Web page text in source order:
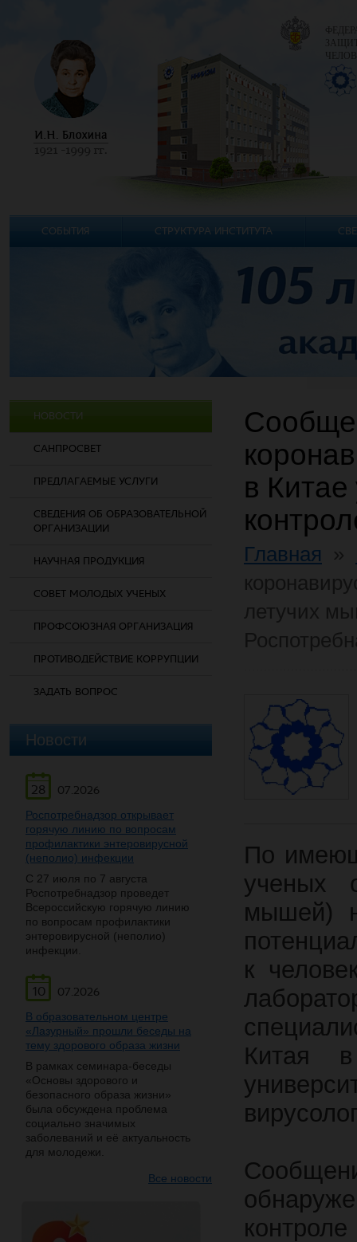
НОВОСТИ
САНПРОСВЕТ
ПРЕДЛАГАЕМЫЕ УСЛУГИ
СВЕДЕНИЯ ОБ ОБРАЗОВАТЕЛЬНОЙ
ОРГАНИЗАЦИИ
НАУЧНАЯ ПРОДУКЦИЯ
СОВЕТ МОЛОДЫХ УЧЕНЫХ
ПРОФСОЮЗНАЯ ОРГАНИЗАЦИЯ
ПРОТИВОДЕЙСТВИЕ КОРРУПЦИИ
ЗАДАТЬ ВОПРОС
Новости
28
07.2026
Роспотребнадзор открывает
горячую линию по вопросам
профилактики энтеровирусной
(неполио) инфекции
С 27 июля по 7 августа
Роспотребнадзор проведет
Всероссийскую горячую линию
по вопросам профилактики
энтеровирусной (неполио)
инфекции.
10
07.2026
В образовательном центре
«Лазурный» прошли беседы на
тему здорового образа жизни
В рамках семинара-беседы
«Основы здорового и
безопасного образа жизни»
была обсуждена проблема
социально значимых
заболеваний и её актуальность
для молодежи.
Все новости
в
Главная
По
ученых
мышей)
к
Китая
СОБЫТИЯ СТРУКТУРА ИНСТИТУТА